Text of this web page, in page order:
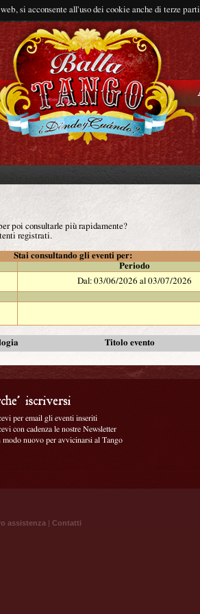
si acconsente all'uso dei cookie anche di terze parti
poi consultarle più rapidamente?
registrati.
Stai consultando gli eventi per:
Periodo
Dal: 03/06/2026 al 03/07/2026
Titolo evento
per email gli eventi inseriti
con cadenza le nostre Newsletter
modo nuovo per avvicinarsi al Tango
assistenza | Contatti